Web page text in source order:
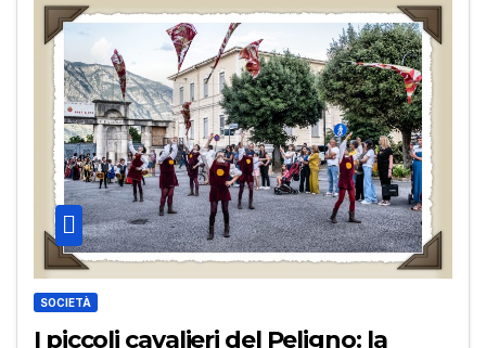
SOCIETÀ
I piccoli cavalieri del Peligno: la